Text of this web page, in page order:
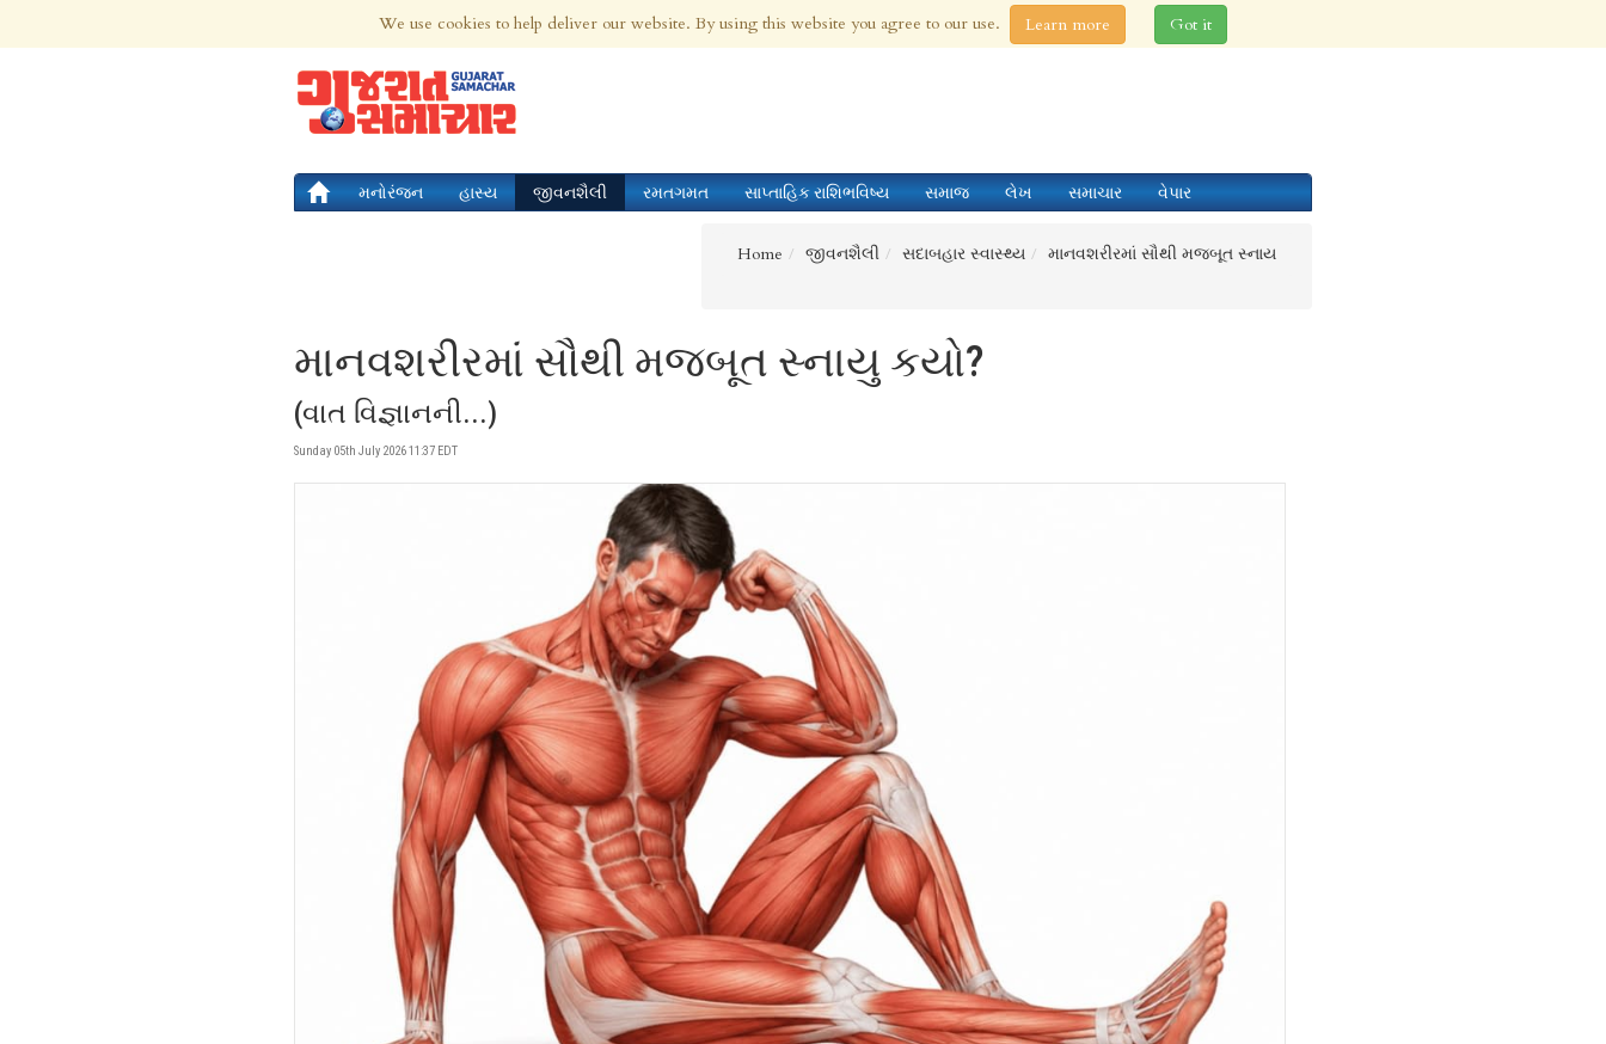
8th Aug 2026 | Updated at 01:41am 8th Aug 2026
મનોરંજન હાસ્ય જીવનશૈલી રમતગમત સાપ્તાહિક રાશિભવિષ્ય સમાજ લેખ સમાચાર વેપાર
Home જીવનશૈલી સદાબહાર સ્વાસ્થ્ય માનવશરીરમાં સૌથી મજબૂત સ્નાય
માનવશરીરમાં સૌથી મજબૂત સ્નાયુ કયો?
(વાત વિજ્ઞાનની...)
Sunday 05th July 2026 11:37 EDT
We use cookies to help deliver our website. By using this website you agree to our use. Learn more Got it